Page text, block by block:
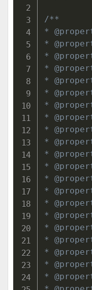
/**
*
*
*
*
*
*
*
*
*
*
*
*
*
*
*
*
*
*
*
*
*